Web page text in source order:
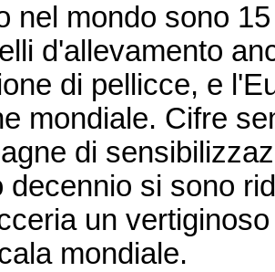
nel mondo sono
d'allevamento
di pellicce, e
mondiale. Cifre
di
decennio si sono
un
mondiale.